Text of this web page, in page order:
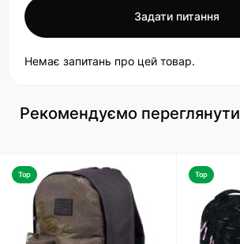
Задати питання
Немає запитань про цей товар.
Рекомендуємо переглянути
Top Top